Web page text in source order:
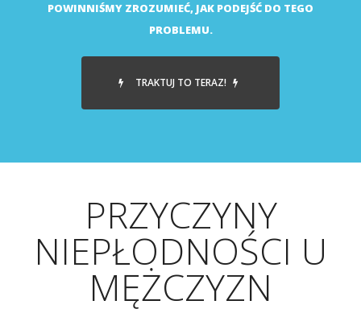
POWINNIŚMY ZROZUMIEĆ, JAK PODEJŚĆ DO TEGO
PROBLEMU.
TRAKTUJ TO TERAZ!
PRZYCZYNY
NIEPŁODNOŚCI U
MĘŻCZYZN